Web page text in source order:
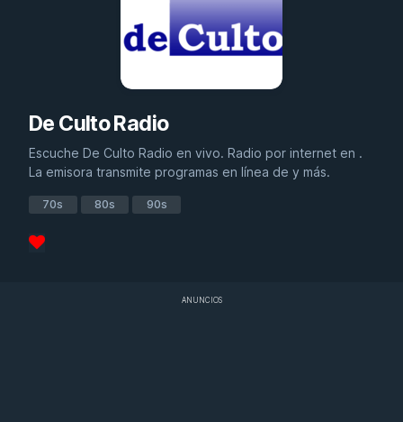
De Culto Radio
Escuche De Culto Radio en vivo. Radio por internet en .
La emisora transmite programas en línea de y más.
70s 80s 90s
ANUNCIOS